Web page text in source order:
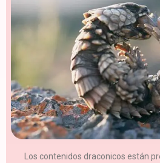
Los contenidos draconicos están